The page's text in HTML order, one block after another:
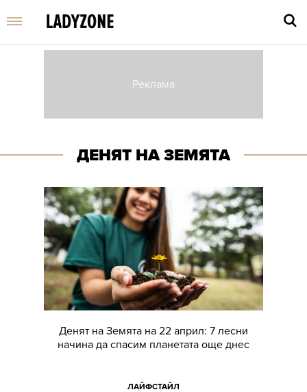
ДЕНЯТ НА ЗЕМЯТА
Денят на Земята на 22 април: 7 лесни
начина да спасим планетата още днес
ЛАЙФСТАЙЛ